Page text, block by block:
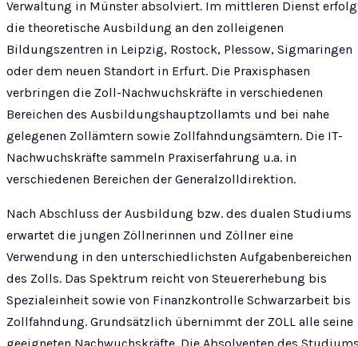
Verwaltung in Münster absolviert. Im mittleren Dienst
die theoretische Ausbildung an den zolleigenen
Bildungszentren in Leipzig, Rostock, Plessow, Sigmaringen
oder dem neuen Standort in Erfurt. Die Praxisphasen
verbringen die Zoll-Nachwuchskräfte in verschiedenen
Bereichen des Ausbildungshauptzollamts und bei nahe
gelegenen Zollämtern sowie Zollfahndungsämtern. Die IT-
Nachwuchskräfte sammeln Praxiserfahrung u.a. in
verschiedenen Bereichen der Generalzolldirektion.
Nach Abschluss der Ausbildung bzw. des dualen Studiums
erwartet die jungen Zöllnerinnen und Zöllner eine
Verwendung in den unterschiedlichsten Aufgabenbereichen
des Zolls. Das Spektrum reicht von Steuererhebung bis
Spezialeinheit sowie von Finanzkontrolle Schwarzarbeit bis
Zollfahndung. Grundsätzlich übernimmt der ZOLL alle seine